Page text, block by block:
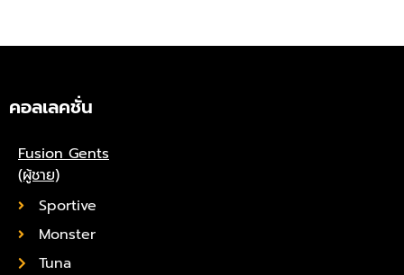
คอลเลคชั่น
Fusion Gents
(ผู้ชาย)
Sportive
Monster
Tuna